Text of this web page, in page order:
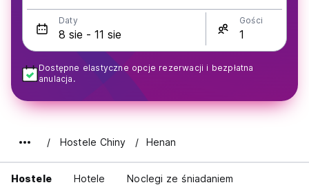
Daty Gości
Dostępne elastyczne opcje rezerwacji i bezpłatna
anulacja.
Hostele Chiny Henan
Hostele Hotele Noclegi ze śniadaniem